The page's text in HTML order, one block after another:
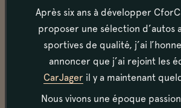
chaud. La boite de vitesses est souple,
rapports passent sans craquer. Une
d'échappement en Inox complète est
permettant de profiter pleinement des
régime fabuleuses du moteur.
Après six ans à développer
proposer une sélection d’autos
sportives de qualité, j’ai
annoncer que j’ai rejoint les
CarJager il y a maintenant
Nous vivons une époque